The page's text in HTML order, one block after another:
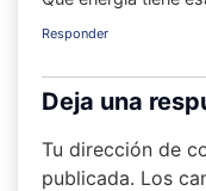
Responder
Deja una
Tu dirección de
publicada. Los